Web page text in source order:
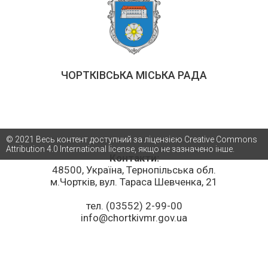
ЧОРТКІВСЬКА МІСЬКА РАДА
Контакти:
48500, Україна, Тернопільська обл.
м.Чортків, вул. Тараса Шевченка, 21
тел. (03552) 2-99-00
info@chortkivmr.gov.ua
© 2021 Весь контент доступний за ліцензією Creative Commons
Attribution 4.0 International license, якщо не зазначено інше.